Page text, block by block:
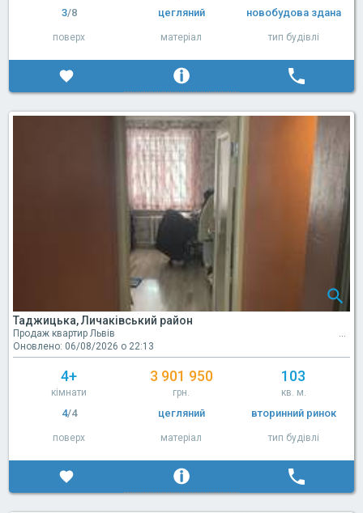
3/8
поверх
цегляний
матеріал
новобудова здана
тип будівлі
Таджицька, Личаківський район
Продаж квартир Львів
Оновлено: 06/08/2026 о 22:13
4+
кімнати
3 901 950
грн.
103
кв. м.
4/4
поверх
цегляний
матеріал
вторинний ринок
тип будівлі